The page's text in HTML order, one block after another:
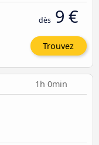
dès 9 €
Trouvez
1h 0min